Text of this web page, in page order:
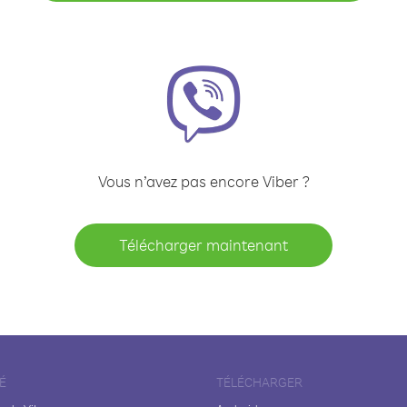
Vous n’avez pas encore Viber ?
Télécharger maintenant
TÉLÉCHARGER